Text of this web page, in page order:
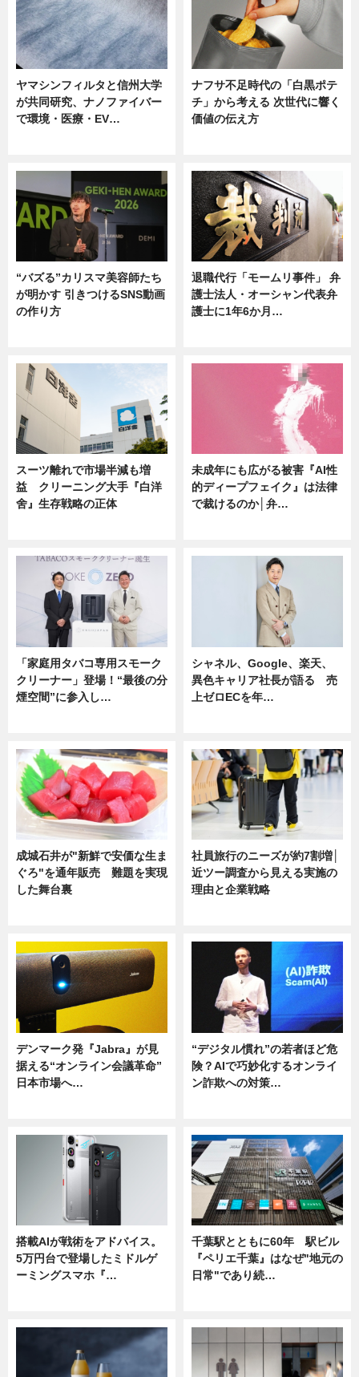
ヤマシンフィルタと信州大学
が共同研究、ナノファイバー
で環境・医療・EV…
ナフサ不足時代の「白黒ポテ
チ」から考える 次世代に響く
価値の伝え方
“バズる”カリスマ美容師たち
が明かす 引きつけるSNS動画
の作り方
退職代行「モームリ事件」 弁
護士法人・オーシャン代表弁
護士に1年6か月…
スーツ離れで市場半減も増
益 クリーニング大手『白洋
舍』生存戦略の正体
未成年にも広がる被害『AI性
的ディープフェイク』は法律
で裁けるのか│弁…
「家庭用タバコ専用スモーク
クリーナー」登場！“最後の分
煙空間”に参入し…
シャネル、Google、楽天、
異色キャリア社長が語る 売
上ゼロECを年…
成城石井が"新鮮で安価な生ま
ぐろ"を通年販売 難題を実現
した舞台裏
社員旅行のニーズが約7割増│
近ツー調査から見える実施の
理由と企業戦略
デンマーク発『Jabra』が見
据える“オンライン会議革命”
日本市場へ…
“デジタル慣れ”の若者ほど危
険？AIで巧妙化するオンライ
ン詐欺への対策…
搭載AIが戦術をアドバイス。
5万円台で登場したミドルゲ
ーミングスマホ『…
千葉駅とともに60年 駅ビル
『ペリエ千葉』はなぜ"地元の
日常"であり続…